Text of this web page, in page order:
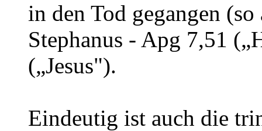
in den Tod gegangen
Stephanus - Apg 7,51
(„Jesus").
Eindeutig ist auch die